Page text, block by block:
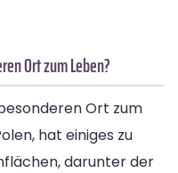
Ort zum Leben?
Ort zum
hat einiges zu
darunter der